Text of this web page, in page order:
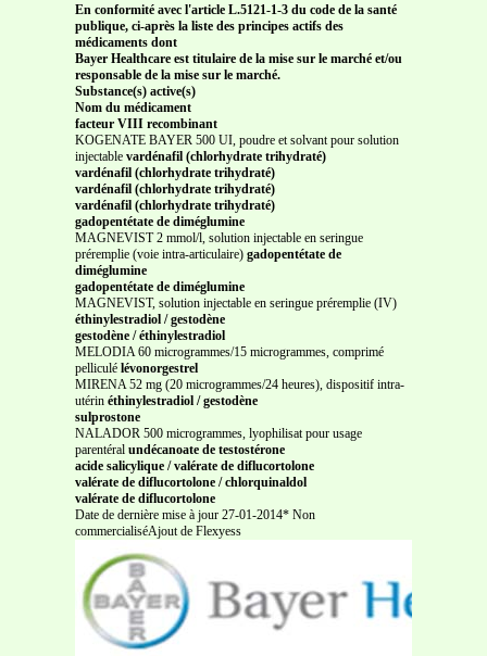
En conformité avec l'article L.5121-1-3 du code de la santé
publique, ci-après la liste des principes actifs des
médicaments dont
Bayer Healthcare est titulaire de la mise sur le marché et/ou
responsable de la mise sur le marché.
Substance(s) active(s)
Nom du médicament
facteur VIII recombinant
KOGENATE BAYER 500 UI, poudre et solvant pour solution
injectable vardénafil (chlorhydrate trihydraté)
vardénafil (chlorhydrate trihydraté)
vardénafil (chlorhydrate trihydraté)
vardénafil (chlorhydrate trihydraté)
gadopentétate de diméglumine
MAGNEVIST 2 mmol/l, solution injectable en seringue
préremplie (voie intra-articulaire) gadopentétate de
diméglumine
gadopentétate de diméglumine
MAGNEVIST, solution injectable en seringue préremplie (IV)
éthinylestradiol / gestodène
gestodène / éthinylestradiol
MELODIA 60 microgrammes/15 microgrammes, comprimé
pelliculé lévonorgestrel
MIRENA 52 mg (20 microgrammes/24 heures), dispositif intra-
utérin éthinylestradiol / gestodène
sulprostone
NALADOR 500 microgrammes, lyophilisat pour usage
parentéral undécanoate de testostérone
acide salicylique / valérate de diflucortolone
valérate de diflucortolone / chlorquinaldol
valérate de diflucortolone
Date de dernière mise à jour 27-01-2014* Non
commercialiséAjout de Flexyess